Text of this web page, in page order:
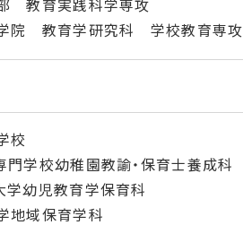
教育実践科学専攻
院 教育学研究科 学校教育専攻
校
門学校幼稚園教諭・保育士養成科
学幼児教育学保育科
地域保育学科